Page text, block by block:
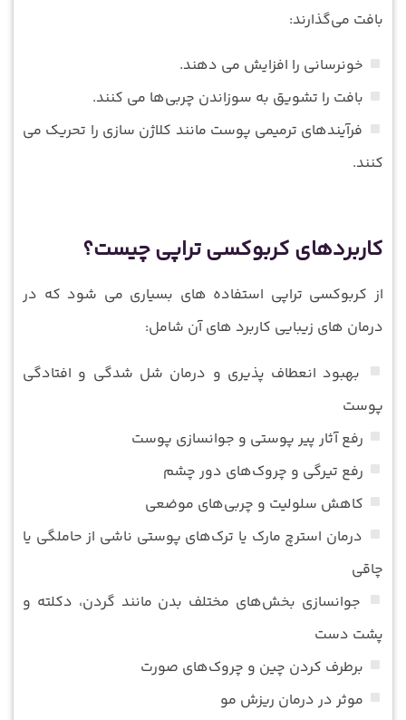
بافت می‌گذارند:
خونرسانی را افزایش می‌ دهند.
بافت را تشویق به سوزاندن چربی‌ها می‌ کنند.
فرآیندهای ترمیمی پوست مانند کلاژن سازی را تحریک می‌
کنند.
کاربردهای کربوکسی تراپی چیست؟
از کربوکسی تراپی استفاده های بسیاری می شود که در
درمان های زیبایی کاربرد های آن شامل:
بهبود انعطاف پذیری و درمان شل شدگی و افتادگی
پوست
رفع آثار پیر پوستی و جوانسازی پوست
رفع تیرگی و چروک‌های دور چشم
کاهش سلولیت و چربی‌های موضعی
درمان استرچ مارک یا ترک‌های پوستی ناشی از حاملگی یا
چاقی
جوانسازی بخش‌های مختلف بدن مانند گردن، دکلته و
پشت دست
برطرف کردن چین و چروک‌های صورت
موثر در درمان ریزش مو